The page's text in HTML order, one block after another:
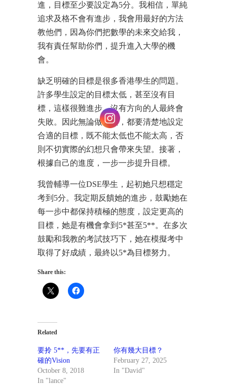
進，目標至少要設定為5分。我相信，單純
追求及格不會有進步，我會用最好的方法
教他們，因為你們把數學的未來交給我，
我有責任幫助你們，提升進入大學的機
會。
缺乏明確的目標是很多香港學生的問題。
許多學生設定的目標太低，甚至沒有目
標，這樣很難進步。沒有方向的人最終會
失敗。因此無論做什麼，都要清楚地設定
合適的目標，既不能太低也不能太高，否
則不切實際的幻想只會帶來失望。接著，
根據自己的進度，一步一步提升目標。
我曾輔導一位DSE學生，起初她只想穩定
考到5分。我定期反饋她的進步，鼓勵她在
每一步中都保持積極的態度，設定更高的
目標，她是有機會拿到5*甚至5**。在多次
鼓勵和我教的考試技巧下，她在模擬考中
取得了好成績，最終以5*為目標努力。
Share this:
Related
要拎 5**，先要有正
確的Vision
October 8, 2018
In "lance"
你有幾大目標？
February 27, 2025
In "David"